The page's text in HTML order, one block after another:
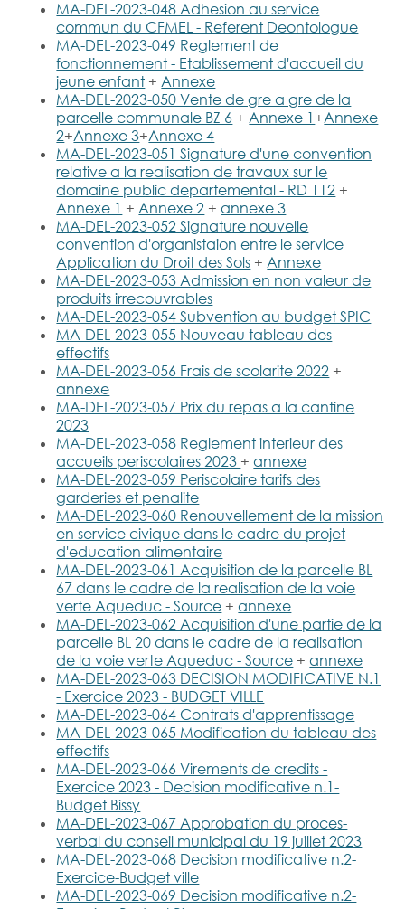
MA-DEL-2023-048 Adhesion au service
commun du CFMEL - Referent Deontologue
MA-DEL-2023-049 Reglement de
fonctionnement - Etablissement d'accueil du
jeune enfant +Annexe
MA-DEL-2023-050 Vente de gre a gre de la
parcelle communale BZ 6 +Annexe 1 +Annexe
2+Annexe 3+Annexe 4
MA-DEL-2023-051 Signature d'une convention
relative a la realisation de travaux sur le
domaine public departemental - RD 112 +
Annexe 1 +Annexe 2 +annexe 3
MA-DEL-2023-052 Signature nouvelle
convention d'organistaion entre le service
Application du Droit des Sols +Annexe
MA-DEL-2023-053 Admission en non valeur de
produits irrecouvrables
MA-DEL-2023-054 Subvention au budget SPIC
MA-DEL-2023-055 Nouveau tableau des
effectifs
MA-DEL-2023-056 Frais de scolarite 2022 +
annexe
MA-DEL-2023-057 Prix du repas a la cantine
2023
MA-DEL-2023-058 Reglement interieur des
accueils periscolaires 2023 +annexe
MA-DEL-2023-059 Periscolaire tarifs des
garderies et penalite
MA-DEL-2023-060 Renouvellement de la mission
en service civique dans le cadre du projet
d'education alimentaire
MA-DEL-2023-061 Acquisition de la parcelle BL
67 dans le cadre de la realisation de la voie
verte Aqueduc - Source +annexe
MA-DEL-2023-062 Acquisition d'une partie de la
parcelle BL 20 dans le cadre de la realisation
de la voie verte Aqueduc - Source +annexe
MA-DEL-2023-063 DECISION MODIFICATIVE N.1
- Exercice 2023 - BUDGET VILLE
MA-DEL-2023-064 Contrats d'apprentissage
MA-DEL-2023-065 Modification du tableau des
effectifs
MA-DEL-2023-066 Virements de credits -
Exercice 2023 - Decision modificative n.1-
Budget Bissy
MA-DEL-2023-067 Approbation du proces-
verbal du conseil municipal du 19 juillet 2023
MA-DEL-2023-068 Decision modificative n.2-
Exercice-Budget ville
MA-DEL-2023-069 Decision modificative n.2-